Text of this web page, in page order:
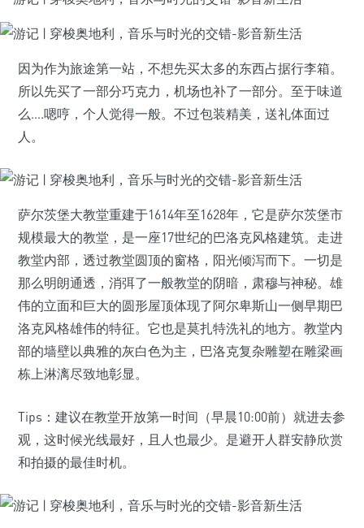
因为作为旅途第一站，不想先买太多的东西占据行李箱。
所以先买了一部分巧克力，机场也补了一部分。至于味道
么….嗯哼，个人觉得一般。不过包装精美，送礼体面过
人。
萨尔茨堡大教堂重建于1614年至1628年，它是萨尔茨堡市
规模最大的教堂，是一座17世纪的巴洛克风格建筑。走进
教堂内部，透过教堂圆顶的窗格，阳光倾泻而下。一切是
那么明朗通透，消弭了一般教堂的阴暗，肃穆与神秘。雄
伟的立面和巨大的圆形屋顶体现了阿尔卑斯山一侧早期巴
洛克风格雄伟的特征。它也是莫扎特洗礼的地方。教堂内
部的墙壁以典雅的灰白色为主，巴洛克复杂雕塑在雕梁画
栋上淋漓尽致地彰显。
Tips：建议在教堂开放第一时间（早晨10:00前）就进去参
观，这时候光线最好，且人也最少。是避开人群安静欣赏
和拍摄的最佳时机。